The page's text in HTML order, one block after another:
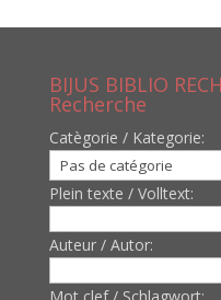
BIJUS BIBLIO
Recherche
Catègorie / Kategorie:
Plein texte / Volltext:
Auteur / Autor: